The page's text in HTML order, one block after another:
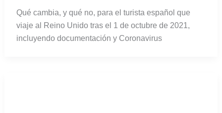
Qué cambia, y qué no, para el turista español que
viaje al Reino Unido tras el 1 de octubre de 2021,
incluyendo documentación y Coronavirus